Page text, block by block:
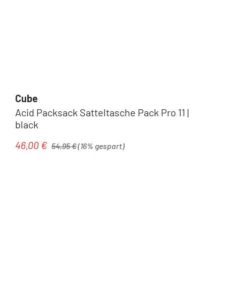
Cube
Acid Packsack Satteltasche Pack Pro 11 |
black
Verkaufspreis:
46,00 € 54,95 €(16% gespart)